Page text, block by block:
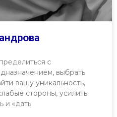
с
выбрать
вашу уникальность,
стороны, усилить
и «дать